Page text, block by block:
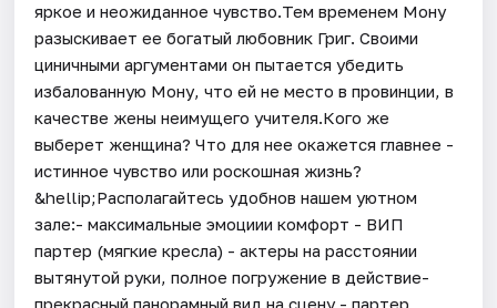
яркое и неожиданное чувство.Тем временем Мону
разыскивает ее богатый любовник Григ. Своими
циничными аргументами он пытается убедить
избалованную Мону, что ей не место в провинции, в
качестве жены неимущего учителя.Кого же
выберет женщина? Что для нее окажется главнее -
истинное чувство или роскошная жизнь?
&hellip;Располагайтесь удобнов нашем уютном
зале:- максимальные эмоциии комфорт - ВИП
партер (мягкие кресла) - актеры на расстоянии
вытянутой руки, полное погружение в действие-